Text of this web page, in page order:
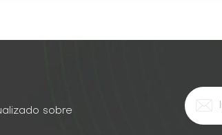
sobre